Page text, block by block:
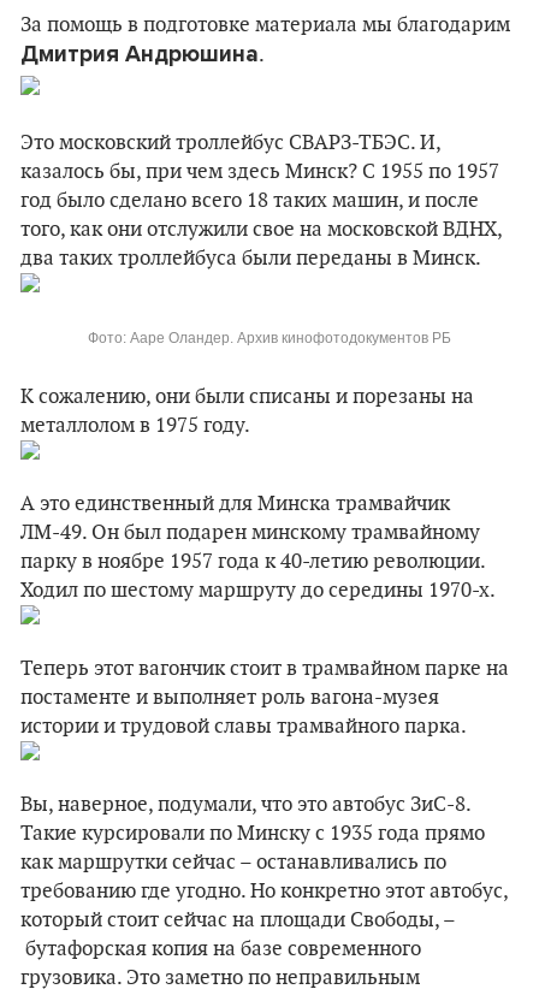
За помощь в подготовке материала мы благодарим
Дмитрия Андрюшина.
Это московский троллейбус СВАРЗ-ТБЭС. И,
казалось бы, при чем здесь Минск? С 1955 по 1957
год было сделано всего 18 таких машин, и после
того, как они отслужили свое на московской ВДНХ,
два таких троллейбуса были переданы в Минск.
Фото: Ааре Оландер. Архив кинофотодокументов РБ
К сожалению, они были списаны и порезаны на
металлолом в 1975 году.
А это единственный для Минска трамвайчик
ЛМ-49. Он был подарен минскому трамвайному
парку в ноябре 1957 года к 40-летию революции.
Ходил по шестому маршруту до середины 1970-х.
Теперь этот вагончик стоит в трамвайном парке на
постаменте и выполняет роль вагона-музея
истории и трудовой славы трамвайного парка.
Вы, наверное, подумали, что это автобус ЗиС-8.
Такие курсировали по Минску с 1935 года прямо
как маршрутки сейчас – останавливались по
требованию где угодно. Но конкретно этот автобус,
который стоит сейчас на площади Свободы, –
бутафорская копия на базе современного
грузовика. Это заметно по неправильным